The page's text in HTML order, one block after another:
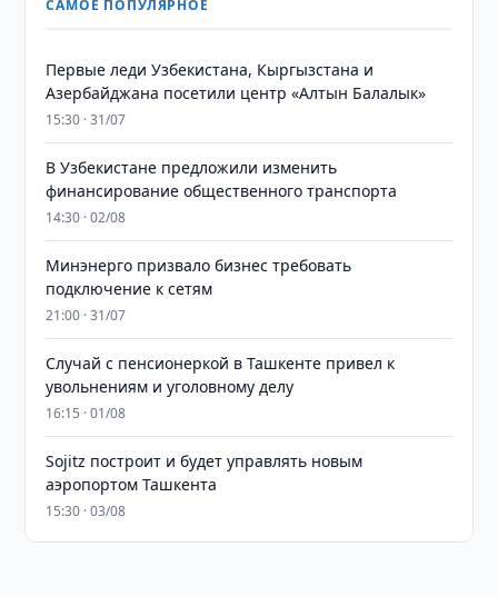
САМОЕ ПОПУЛЯРНОЕ
Первые леди Узбекистана, Кыргызстана и
Азербайджана посетили центр «Алтын Балалык»
15:30 · 31/07
В Узбекистане предложили изменить
финансирование общественного транспорта
14:30 · 02/08
Минэнерго призвало бизнес требовать
подключение к сетям
21:00 · 31/07
Случай с пенсионеркой в Ташкенте привел к
увольнениям и уголовному делу
16:15 · 01/08
Sojitz построит и будет управлять новым
аэропортом Ташкента
15:30 · 03/08